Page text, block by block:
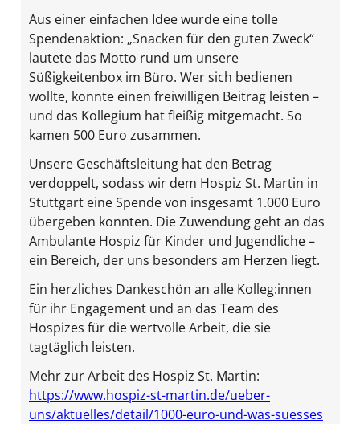
Aus einer einfachen Idee wurde eine tolle
Spendenaktion: „Snacken für den guten Zweck“
lautete das Motto rund um unsere
Süßigkeitenbox im Büro. Wer sich bedienen
wollte, konnte einen freiwilligen Beitrag leisten –
und das Kollegium hat fleißig mitgemacht. So
kamen 500 Euro zusammen.
Unsere Geschäftsleitung hat den Betrag
verdoppelt, sodass wir dem Hospiz St. Martin in
Stuttgart eine Spende von insgesamt 1.000 Euro
übergeben konnten. Die Zuwendung geht an das
Ambulante Hospiz für Kinder und Jugendliche –
ein Bereich, der uns besonders am Herzen liegt.
Ein herzliches Dankeschön an alle Kolleg:innen
für ihr Engagement und an das Team des
Hospizes für die wertvolle Arbeit, die sie
tagtäglich leisten.
Mehr zur Arbeit des Hospiz St. Martin:
https://www.hospiz-st-martin.de/ueber-
uns/aktuelles/detail/1000-euro-und-was-suesses